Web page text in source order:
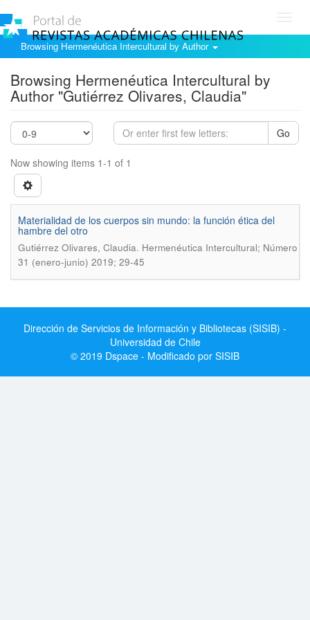
Browsing Hermenéutica Intercultural by Author
Browsing Hermenéutica Intercultural by
Author "Gutiérrez Olivares, Claudia"
Go
Now showing items 1-1 of 1
Materialidad de los cuerpos sin mundo: la función ética del
hambre del otro
Gutiérrez Olivares, Claudia. Hermenéutica Intercultural; Número
31 (enero-junio) 2019; 29-45
Dirección de Servicios de Información y Bibliotecas (SISIB) -
Universidad de Chile
© 2019 Dspace - Modificado por SISIB